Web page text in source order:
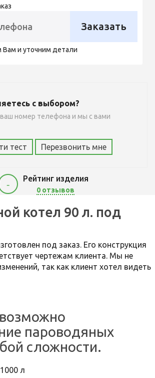
Заказать
и уточним детали
с выбором?
номер телефона и мы с вами
тест Перезвонить мне
-
Рейтинг изделия
0 отзывов
котел 90 л. под
под заказ. Его конструкция
чертежам клиента. Мы не
так как клиент хотел видеть
пароводяных
сложности.
л